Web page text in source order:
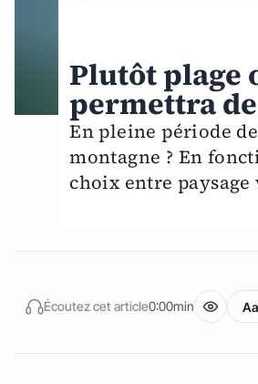
Plutôt plage
permettra
En pleine période
montagne ? En
choix entre
Écoutez cet article0:00min Aa